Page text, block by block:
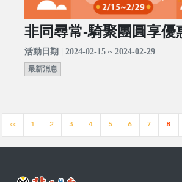
非同尋常-騎聚團圓享優
活動日期 | 2024-02-15 ~ 2024-02-29
最新消息
<< 1 2 3 4 5 6 7 8